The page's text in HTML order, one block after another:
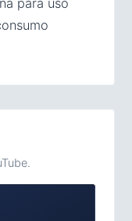
para uso